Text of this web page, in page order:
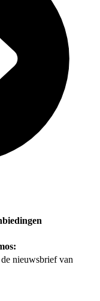
nieuwsbrief van